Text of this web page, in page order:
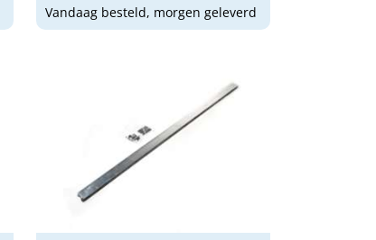
Vandaag besteld, morgen geleverd